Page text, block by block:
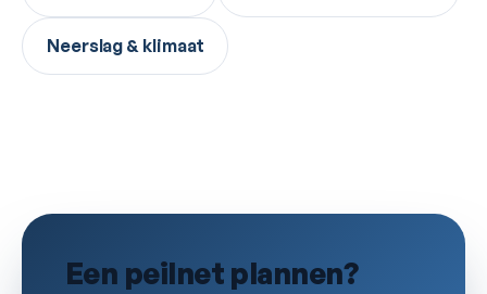
Neerslag & klimaat
Een peilnet plannen?